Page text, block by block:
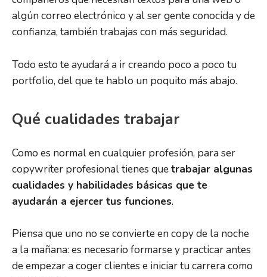
algún correo electrónico y al ser gente conocida y de
confianza, también trabajas con más seguridad.
Todo esto te ayudará a ir creando poco a poco tu
portfolio, del que te hablo un poquito más abajo.
Qué cualidades trabajar
Como es normal en cualquier profesión, para ser
copywriter profesional tienes quetrabajar algunas
cualidades y habilidades básicas que te
ayudarán a ejercer tus funciones.
Piensa que uno no se convierte en copy de la noche
a la mañana: es necesario formarse y practicar antes
de empezar a coger clientes e iniciar tu carrera como